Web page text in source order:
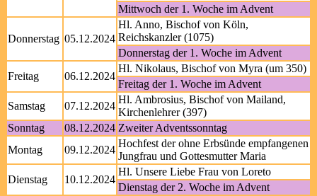
Mittwoch der 1. Woche im Advent
Donnerstag 05.12.2024
Hl. Anno, Bischof von Köln,
Reichskanzler (1075)
Donnerstag der 1. Woche im Advent
Freitag
06.12.2024
Hl. Nikolaus, Bischof von Myra (um 350)
Freitag der 1. Woche im Advent
Samstag
07.12.2024
Hl. Ambrosius, Bischof von Mailand,
Kirchenlehrer (397)
Sonntag
08.12.2024 Zweiter Adventssonntag
Montag
09.12.2024
Hochfest der ohne Erbsünde empfangenen
Jungfrau und Gottesmutter Maria
Dienstag
10.12.2024
Hl. Unsere Liebe Frau von Loreto
Dienstag der 2. Woche im Advent